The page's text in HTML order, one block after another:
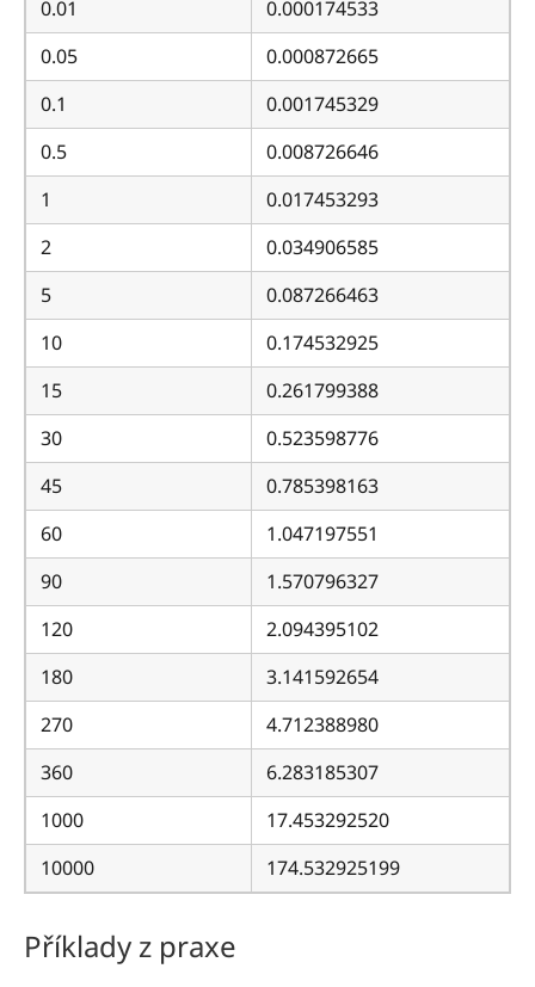
0.01
0.000174533
0.05
0.000872665
0.1
0.001745329
0.5
0.008726646
1
0.017453293
2
0.034906585
5
0.087266463
10
0.174532925
15
0.261799388
30
0.523598776
45
0.785398163
60
1.047197551
90
1.570796327
120
2.094395102
180
3.141592654
270
4.712388980
360
6.283185307
1000
17.453292520
10000
174.532925199
Příklady z praxe